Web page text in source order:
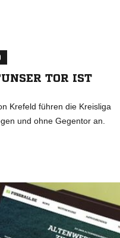
TOR IST
Krefeld führen die Kreisliga
und ohne Gegentor an.